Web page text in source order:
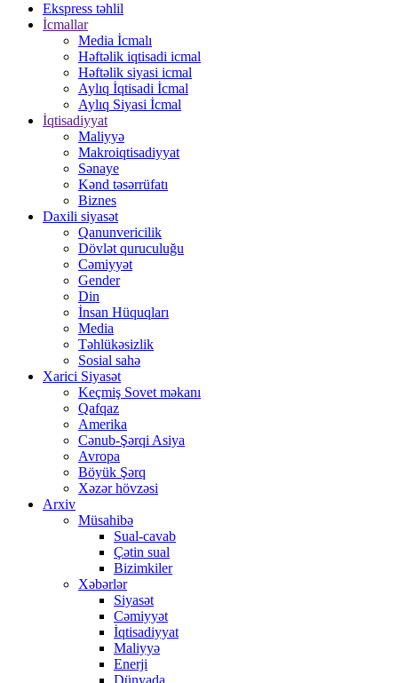
Ekspress təhlil
İcmallar
Media İcmalı
Həftəlik iqtisadi icmal
Həftəlik siyasi icmal
Aylıq İqtisadi İcmal
Aylıq Siyasi İcmal
İqtisadiyyat
Maliyyə
Makroiqtisadiyyat
Sənaye
Kənd təsərrüfatı
Biznes
Daxili siyasət
Qanunvericilik
Dövlət quruculuğu
Cəmiyyət
Gender
Din
İnsan Hüquqları
Media
Təhlükəsizlik
Sosial sahə
Xarici Siyasət
Keçmiş Sovet məkanı
Qafqaz
Amerika
Cənub-Şərqi Asiya
Avropa
Böyük Şərq
Xəzər hövzəsi
Arxiv
Müsahibə
Sual-cavab
Çətin sual
Bizimkiler
Xəbərlər
Siyasət
Cəmiyyət
İqtisadiyyat
Maliyyə
Enerji
Dünyada